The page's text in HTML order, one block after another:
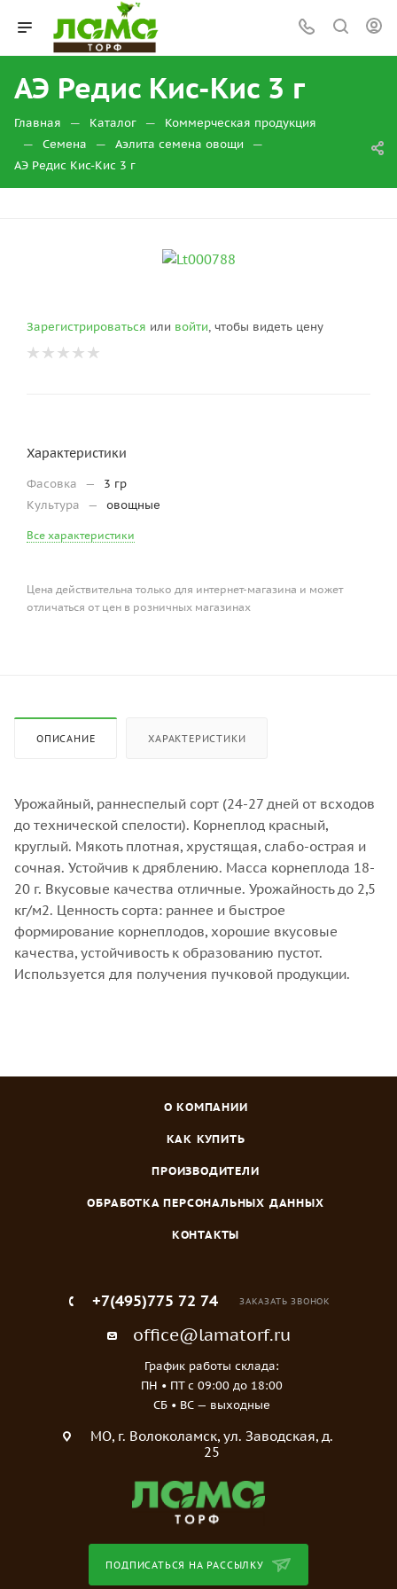
АЭ Редис Кис-Кис 3 г
Главная — Каталог — Коммерческая продукция
— Семена — Аэлита семена овощи —
АЭ Редис Кис-Кис 3 г
Зарегистрироваться или войти, чтобы видеть цену
Характеристики
Фасовка —
3 гр
Культура
— овощные
Все характеристики
Цена действительна только для интернет-магазина и может
отличаться от цен в розничных магазинах
ОПИСАНИЕ ХАРАКТЕРИСТИКИ
Урожайный, раннеспелый сорт (24-27 дней от всходов
до технической спелости). Корнеплод красный,
круглый. Мякоть плотная, хрустящая, слабо-острая и
сочная. Устойчив к дряблению. Масса корнеплода 18-
20 г. Вкусовые качества отличные. Урожайность до 2,5
кг/м2. Ценность сорта: раннее и быстрое
формирование корнеплодов, хорошие вкусовые
качества, устойчивость к образованию пустот.
Используется для получения пучковой продукции.
О КОМПАНИИ
КАК КУПИТЬ
ПРОИЗВОДИТЕЛИ
ОБРАБОТКА ПЕРСОНАЛЬНЫХ ДАННЫХ
КОНТАКТЫ
+7(495)775 72 74 ЗАКАЗАТЬ ЗВОНОК
office@lamatorf.ru
График работы склада:
ПН • ПТ c 09:00 до 18:00
СБ • ВС — выходные
МO, г. Волоколамск, ул. Заводская, д.
25
ПОДПИСАТЬСЯ НА РАССЫЛКУ